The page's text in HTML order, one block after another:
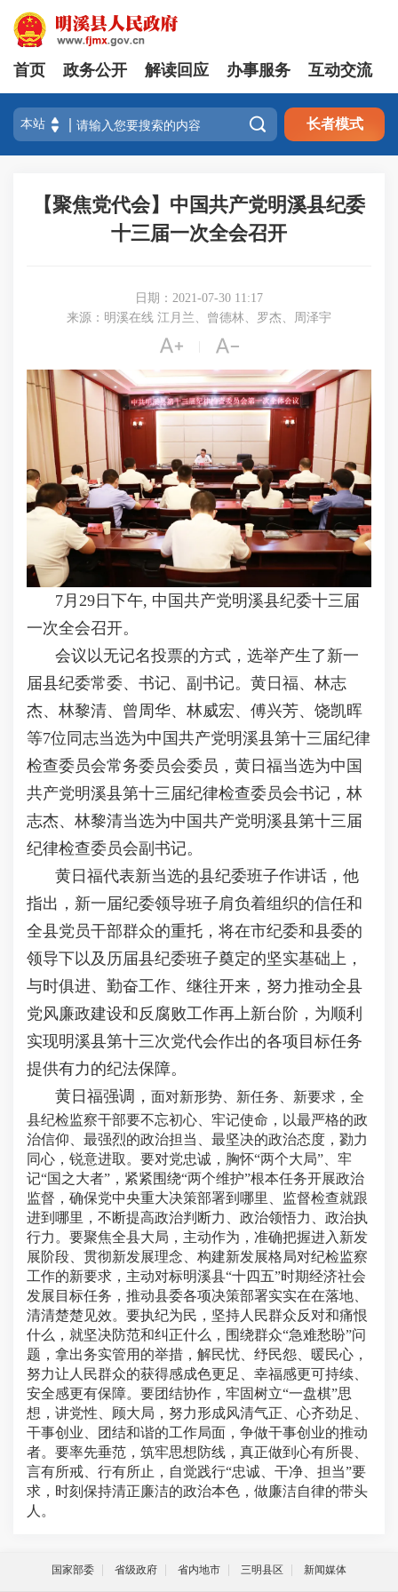
首页 政务公开 解读回应 办事服务 互动交流
 长者模式
【聚焦党代会】中国共产党明溪县纪委
十三届一次全会召开
日期：2021-07-30 11:17
来源：明溪在线 江月兰、曾德林、罗杰、周泽宇
 
7月29日下午, 中国共产党明溪县纪委十三届
一次全会召开。
会议以无记名投票的方式，选举产生了新一
届县纪委常委、书记、副书记。黄日福、林志
杰、林黎清、曾周华、林威宏、傅兴芳、饶凯晖
等7位同志当选为中国共产党明溪县第十三届纪律
检查委员会常务委员会委员，黄日福当选为中国
共产党明溪县第十三届纪律检查委员会书记，林
志杰、林黎清当选为中国共产党明溪县第十三届
纪律检查委员会副书记。
黄日福代表新当选的县纪委班子作讲话，他
指出，新一届纪委领导班子肩负着组织的信任和
全县党员干部群众的重托，将在市纪委和县委的
领导下以及历届县纪委班子奠定的坚实基础上，
与时俱进、勤奋工作、继往开来，努力推动全县
党风廉政建设和反腐败工作再上新台阶，为顺利
实现明溪县第十三次党代会作出的各项目标任务
提供有力的纪法保障。
黄日福强调， 面对新形势、新任务、新要求，全
县纪检监察干部要不忘初心、牢记使命，以最严格的政
治信仰、最强烈的政治担当、最坚决的政治态度，勠力
同心，锐意进取。 要对党忠诚，胸怀“两个大局”、牢
记“国之大者”，紧紧围绕“两个维护”根本任务开展政治
监督，确保党中央重大决策部署到哪里、监督检查就跟
进到哪里，不断提高政治判断力、政治领悟力、政治执
行力。 要聚焦全县大局，主动作为，准确把握进入新发
展阶段、贯彻新发展理念、构建新发展格局对纪检监察
工作的新要求，主动对标明溪县“十四五”时期经济社会
发展目标任务，推动县委各项决策部署实实在在落地、
清清楚楚见效。 要执纪为民，坚持人民群众反对和痛恨
什么，就坚决防范和纠正什么，围绕群众“急难愁盼”问
题，拿出务实管用的举措，解民忧、纾民怨、暖民心，
努力让人民群众的获得感成色更足、幸福感更可持续、
安全感更有保障。要团结协作，牢固树立“一盘棋”思
想，讲党性、顾大局，努力形成风清气正、心齐劲足、
干事创业、团结和谐的工作局面，争做干事创业的推动
者。 要率先垂范，筑牢思想防线，真正做到心有所畏、
言有所戒、行有所止，自觉践行“忠诚、干净、担当”要
求，时刻保持清正廉洁的政治本色，做廉洁自律的带头
人。
国家部委 省级政府 省内地市 三明县区 新闻媒体